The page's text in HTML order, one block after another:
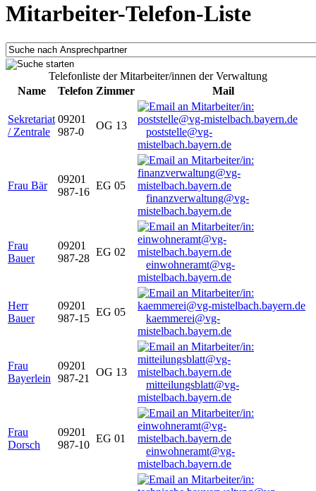
Mitarbeiter-Telefon-Liste
Telefonliste der Mitarbeiter/innen der Verwaltung
Name
Telefon Zimmer Mail
Sekretariat
/ Zentrale
09201
987-0
OG 13
poststelle@vg-
mistelbach.bayern.de
Frau Bär
09201
987-16
EG 05
finanzverwaltung@vg-
mistelbach.bayern.de
Frau
Bauer
09201
987-28
EG 02
einwohneramt@vg-
mistelbach.bayern.de
Herr
Bauer
09201
987-15
EG 05
kaemmerei@vg-
mistelbach.bayern.de
Frau
Bayerlein
09201
987-21
OG 13
mitteilungsblatt@vg-
mistelbach.bayern.de
Frau
Dorsch
09201
987-10
EG 01
einwohneramt@vg-
mistelbach.bayern.de